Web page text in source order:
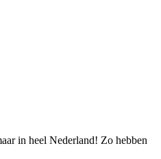
in heel Nederland! Zo hebben